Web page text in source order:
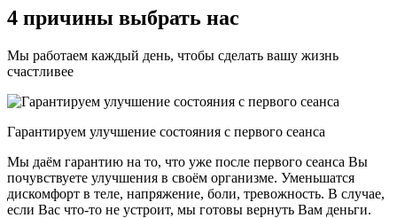
4 причины выбрать нас
Мы работаем каждый день, чтобы сделать вашу жизнь
счастливее
Гарантируем улучшение состояния с первого сеанса
Мы даём гарантию на то, что уже после первого сеанса Вы
почувствуете улучшения в своём организме. Уменьшатся
дискомфорт в теле, напряжение, боли, тревожность. В случае,
если Вас что-то не устроит, мы готовы вернуть Вам деньги.